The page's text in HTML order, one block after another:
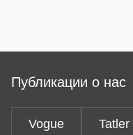
Публикации о нас
Vogue Tatler